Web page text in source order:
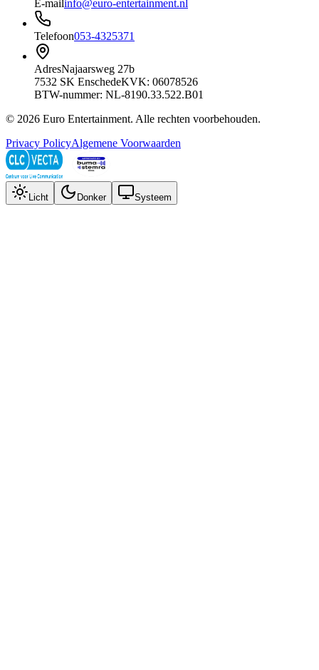
E-mailinfo@euro-entertainment.nl
Telefoon053-4325371
AdresNajaarsweg 27b
7532 SK EnschedeKVK: 06078526
BTW-nummer: NL-8190.33.522.B01
© 2026 Euro Entertainment. Alle rechten voorbehouden.
Privacy PolicyAlgemene Voorwaarden
Licht Donker Systeem